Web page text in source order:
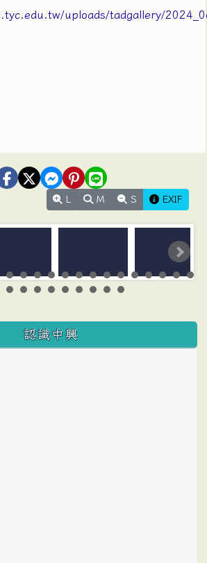
M S EXIF
認識中興